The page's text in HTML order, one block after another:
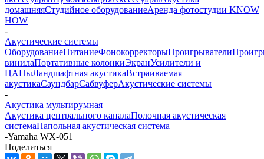
домашняяСтудийное оборудованиеАренда фотостудии KNOW
HOW
-
Акустические системы
ОборудованиеПитаниеФонокорректорыПроигрыватели
винилаПортативные колонкиЭкранУсилители и
ЦАПыЛандшафтная акустикаВстраиваемая
акустикаСаундбарСабвуферАкустические системы
-
Акустика мультирумная
Акустика центрального каналаПолочная акустическая
системаНапольная акустическая система
-Yamaha WX-051
Поделиться